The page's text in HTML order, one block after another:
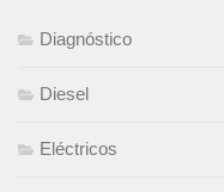
Diagnóstico
Diesel
Eléctricos